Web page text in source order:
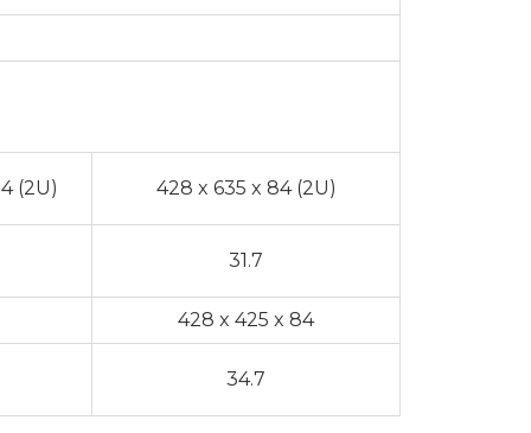
(2U) 428 x 635 x 84 (2U)
31.7
428 x 425 x 84
34.7